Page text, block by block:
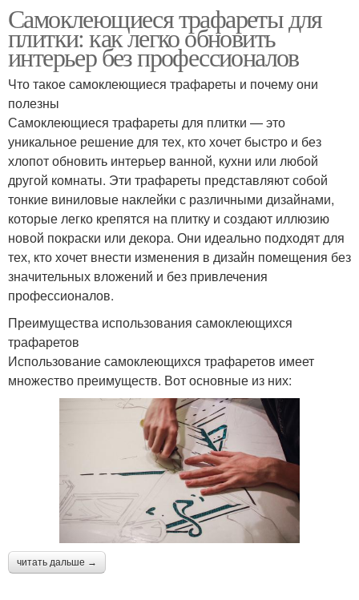
Самоклеющиеся трафареты для
плитки: как легко обновить
интерьер без профессионалов
Что такое самоклеющиеся трафареты и почему они
полезны
Самоклеющиеся трафареты для плитки — это
уникальное решение для тех, кто хочет быстро и без
хлопот обновить интерьер ванной, кухни или любой
другой комнаты. Эти трафареты представляют собой
тонкие виниловые наклейки с различными дизайнами,
которые легко крепятся на плитку и создают иллюзию
новой покраски или декора. Они идеально подходят для
тех, кто хочет внести изменения в дизайн помещения без
значительных вложений и без привлечения
профессионалов.
Преимущества использования самоклеющихся
трафаретов
Использование самоклеющихся трафаретов имеет
множество преимуществ. Вот основные из них:
читать дальше →